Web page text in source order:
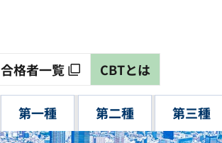
合格者一覧 CBTとは
第一種 第二種 第三種